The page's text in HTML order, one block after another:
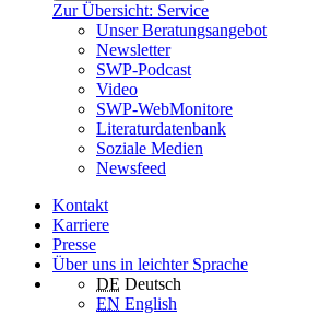
Zur Übersicht: Service
Unser Beratungsangebot
Newsletter
SWP-Podcast
Video
SWP-WebMonitore
Literaturdatenbank
Soziale Medien
Newsfeed
Kontakt
Karriere
Presse
Über uns in leichter Sprache
DE Deutsch
EN English